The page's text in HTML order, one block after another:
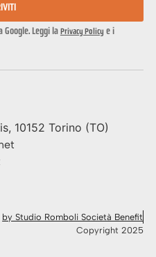
Google. Leggi la Privacy Policy e i
10152 Torino (TO)
by Studio Romboli Società Benefit
Copyright 2025